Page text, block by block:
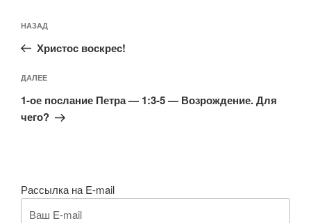
по
записям
Предыдущая
запись:
НАЗАД
Христос воскрес!
Следующая
запись
ДАЛЕЕ
1-ое послание Петра — 1:3-5 — Возрождение. Для
чего?
Рассылка на E-mail